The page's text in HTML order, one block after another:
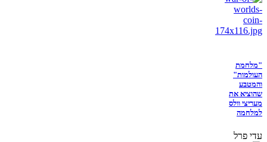
"מלחמת
העולמות"
והמטבע
שהוציא את
מעריצי וולס
למלחמה
עדי פרל